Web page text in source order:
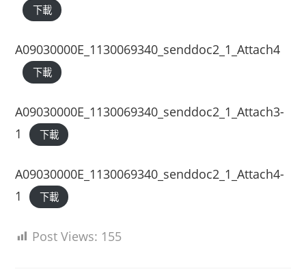
下載
A09030000E_1130069340_senddoc2_1_Attach4
下載
A09030000E_1130069340_senddoc2_1_Attach3-
1
下載
A09030000E_1130069340_senddoc2_1_Attach4-
1
下載
Post Views: 155